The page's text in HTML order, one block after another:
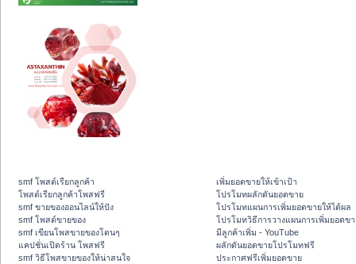
smf โพสต์เรียกลูกค้า
โพสต์เรียกลูกค้าโพสฟรี
smf ขายของออนไลน์ให้ปัง
smf โพสต์ขายของ
smf เขียนโพสขายของโดนๆ
แคปชั่นเปิดร้าน โพสฟรี
smf วิธีโพสขายของให้น่าสนใจ
เพิ่มยอดขายให้เข้าเป้า
โปรโมทผลักดันยอดขาย
โปรโมทแผนการเพิ่มยอดขายให้ได้ผล
โปรโมทวิธีการวางแผนการเพิ่มยอดข
มีลูกค้าเพิ่ม - YouTube
ผลักดันยอดขายโปรโมทฟรี
ประกาศฟรีเพิ่มยอดขาย